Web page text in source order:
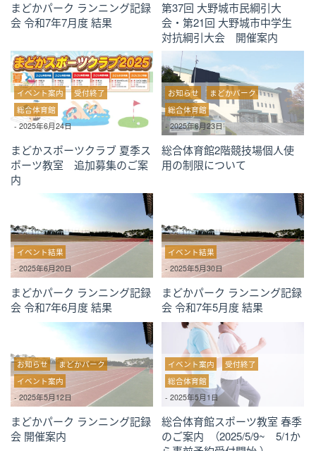
まどかパーク ランニング記録
会 令和7年7月度 結果
第37回 大野城市民綱引大
会・第21回 大野城市中学生
対抗綱引大会 開催案内
イベント案内
受付終了
総合体育館
-2025年6月24日
まどかスポーツクラブ 夏季ス
ポーツ教室 追加募集のご案
内
お知らせ
まどかパーク
総合体育館
-2025年6月23日
総合体育館2階競技場個人使
用の制限について
イベント結果
-2025年6月20日
まどかパーク ランニング記録
会 令和7年6月度 結果
イベント結果
-2025年5月30日
まどかパーク ランニング記録
会 令和7年5月度 結果
お知らせ
まどかパーク
イベント案内
-2025年5月12日
まどかパーク ランニング記録
会 開催案内
イベント案内
受付終了
総合体育館
-2025年5月1日
総合体育館スポーツ教室 春季
のご案内 （2025/5/9~ 5/1か